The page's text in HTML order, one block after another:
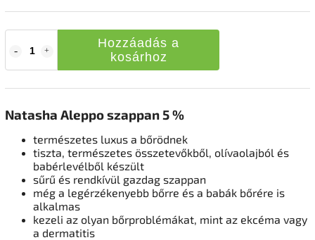
Hozzáadás a
kosárhoz
Natasha Aleppo szappan 5 %
természetes luxus a bőrödnek
tiszta, természetes összetevőkből, olívaolajból és
babérlevélből készült
sűrű és rendkívül gazdag szappan
még a legérzékenyebb bőrre és a babák bőrére is
alkalmas
kezeli az olyan bőrproblémákat, mint az ekcéma vagy
a dermatitis